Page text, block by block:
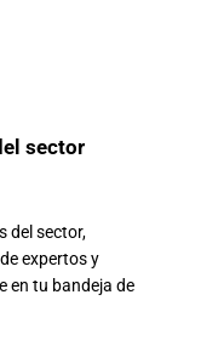
sector
del sector,
expertos y
en tu bandeja de